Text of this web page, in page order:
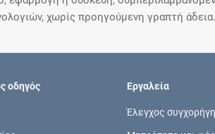
χωρίς προηγούμενη γραπτή άδεια.
οδηγός Εργαλεία
Έλεγχος